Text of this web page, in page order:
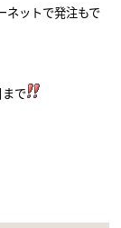
ネットで発注もで
で